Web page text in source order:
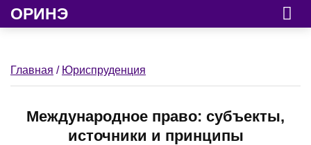
ОРИНЭ
Главная / Юриспруденция
Международное право: субъекты,
источники и принципы